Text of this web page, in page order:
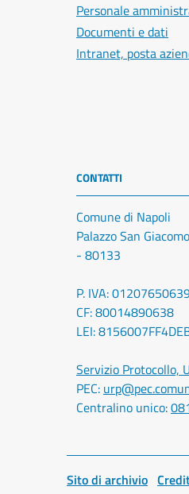
Personale
Documenti e dati
Intranet, posta
CONTATTI
Comune di Napoli
Palazzo San
- 80133
P. IVA:
CF: 80014890638
LEI:
Servizio Protocollo,
PEC:
Centralino unico:
Sito di archivio